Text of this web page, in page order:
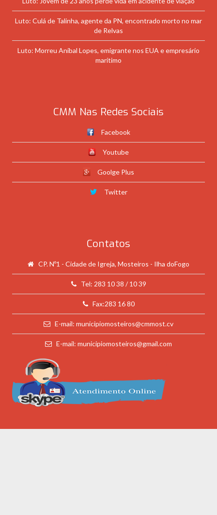
Luto: Culá de Talinha, agente da PN, encontrado morto no mar
de Relvas
Luto: Morreu Aníbal Lopes, emigrante nos EUA e empresário
marítimo
CMM Nas Redes Sociais
Facebook
Youtube
Goolge Plus
Twitter
Contatos
CP. Nº1 - Cidade de Igreja, Mosteiros - Ilha doFogo
Tel: 283 10 38 / 10 39
Fax:283 16 80
E-mail: municipiomosteiros@cmmost.cv
E-mail: municipiomosteiros@gmail.com